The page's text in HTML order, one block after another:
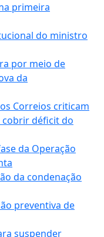
primeira
do ministro
por meio de
da
Correios criticam
cobrir déficit do
da Operação
da condenação
preventiva de
suspender